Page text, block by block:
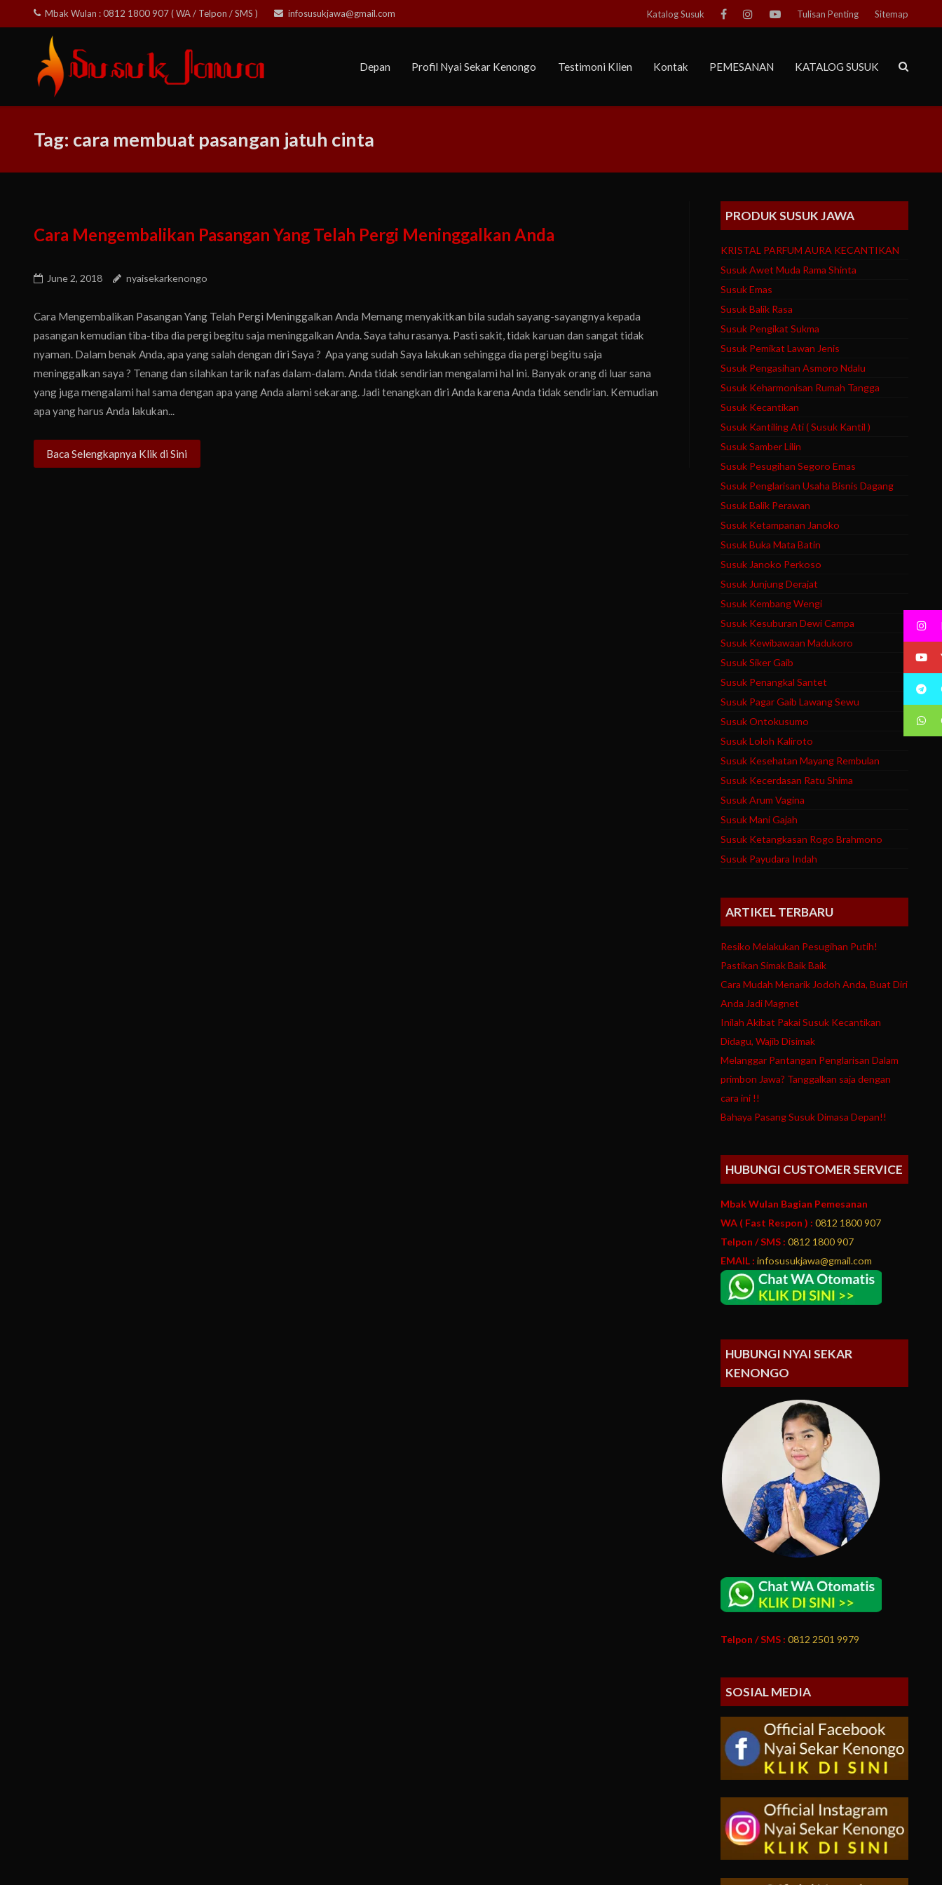
to
Mbak Wulan : 0812 1800 907 ( WA / Telpon / SMS ) infosusukjawa@gmail.com Katalog Susuk Tulisan Penting Sitemap
Depan Profil Nyai Sekar Kenongo Testimoni Klien Kontak PEMESANAN KATALOG SUSUK
Tag: cara membuat pasangan jatuh cinta
Cara Mengembalikan Pasangan Yang Telah Pergi Meninggalkan Anda
June 2, 2018 nyaisekarkenongo
Cara Mengembalikan Pasangan Yang Telah Pergi Meninggalkan Anda Memang menyakitkan bila sudah sayang-sayangnya kepada
pasangan kemudian tiba-tiba dia pergi begitu saja meninggalkan Anda. Saya tahu rasanya. Pasti sakit, tidak karuan dan sangat tidak
nyaman. Dalam benak Anda, apa yang salah dengan diri Saya ? Apa yang sudah Saya lakukan sehingga dia pergi begitu saja
meninggalkan saya ? Tenang dan silahkan tarik nafas dalam-dalam. Anda tidak sendirian mengalami hal ini. Banyak orang di luar sana
yang juga mengalami hal sama dengan apa yang Anda alami sekarang. Jadi tenangkan diri Anda karena Anda tidak sendirian. Kemudian
apa yang harus Anda lakukan...
Baca Selengkapnya Klik di Sini
PRODUK SUSUK JAWA
KRISTAL PARFUM AURA KECANTIKAN
Susuk Awet Muda Rama Shinta
Susuk Emas
Susuk Balik Rasa
Susuk Pengikat Sukma
Susuk Pemikat Lawan Jenis
Susuk Pengasihan Asmoro Ndalu
Susuk Keharmonisan Rumah Tangga
Susuk Kecantikan
Susuk Kantiling Ati ( Susuk Kantil )
Susuk Samber Lilin
Susuk Pesugihan Segoro Emas
Susuk Penglarisan Usaha Bisnis Dagang
Susuk Balik Perawan
Susuk Ketampanan Janoko
Susuk Buka Mata Batin
Susuk Janoko Perkoso
Susuk Junjung Derajat
Susuk Kembang Wengi
Susuk Kesuburan Dewi Campa
Susuk Kewibawaan Madukoro
Susuk Siker Gaib
Susuk Penangkal Santet
Susuk Pagar Gaib Lawang Sewu
Susuk Ontokusumo
Susuk Loloh Kaliroto
Susuk Kesehatan Mayang Rembulan
Susuk Kecerdasan Ratu Shima
Susuk Arum Vagina
Susuk Mani Gajah
Susuk Ketangkasan Rogo Brahmono
Susuk Payudara Indah
ARTIKEL TERBARU
Resiko Melakukan Pesugihan Putih!
Pastikan Simak Baik Baik
Cara Mudah Menarik Jodoh Anda, Buat Diri
Anda Jadi Magnet
Inilah Akibat Pakai Susuk Kecantikan
Didagu, Wajib Disimak
Melanggar Pantangan Penglarisan Dalam
primbon Jawa? Tanggalkan saja dengan
cara ini !!
Bahaya Pasang Susuk Dimasa Depan!!
HUBUNGI CUSTOMER SERVICE
Mbak Wulan Bagian Pemesanan
WA ( Fast Respon ) : 0812 1800 907
Telpon / SMS : 0812 1800 907
EMAIL : infosusukjawa@gmail.com
HUBUNGI NYAI SEKAR
KENONGO
Telpon / SMS : 0812 2501 9979
SOSIAL MEDIA